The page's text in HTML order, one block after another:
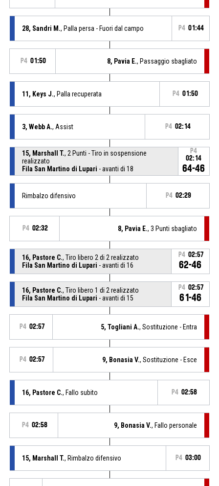
28, Sandri M., Palla persa - Fuori dal campo P4 01:44
P4 01:50 8, Pavia E., Passaggio sbagliato
11, Keys J., Palla recuperata P4 01:50
3, Webb A., Assist P4 02:14
15, Marshall T., 2 Punti - Tiro in sospensione
realizzato
Fila San Martino di Lupari - avanti di 18
P4
02:14
64-46
Rimbalzo difensivo P4 02:29
P4 02:32 8, Pavia E., 3 Punti sbagliato
16, Pastore C., Tiro libero 2 di 2 realizzato
Fila San Martino di Lupari - avanti di 16
P4 02:57
62-46
16, Pastore C., Tiro libero 1 di 2 realizzato
Fila San Martino di Lupari - avanti di 15
P4 02:57
61-46
P4 02:57 5, Togliani A., Sostituzione - Entra
P4 02:57 9, Bonasia V., Sostituzione - Esce
16, Pastore C., Fallo subito P4 02:58
P4 02:58 9, Bonasia V., Fallo personale
15, Marshall T., Rimbalzo difensivo P4 03:00